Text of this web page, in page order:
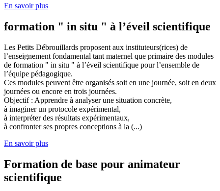
En savoir plus
formation " in situ " à l’éveil scientifique
Les Petits Débrouillards proposent aux instituteurs(rices) de
l’enseignement fondamental tant maternel que primaire des modules
de formation " in situ " à l’éveil scientifique pour l’ensemble de
l’équipe pédagogique.
Ces modules peuvent être organisés soit en une journée, soit en deux
journées ou encore en trois journées.
Objectif : Apprendre à analyser une situation concrète,
à imaginer un protocole expérimental,
à interpréter des résultats expérimentaux,
à confronter ses propres conceptions à la (...)
En savoir plus
Formation de base pour animateur
scientifique